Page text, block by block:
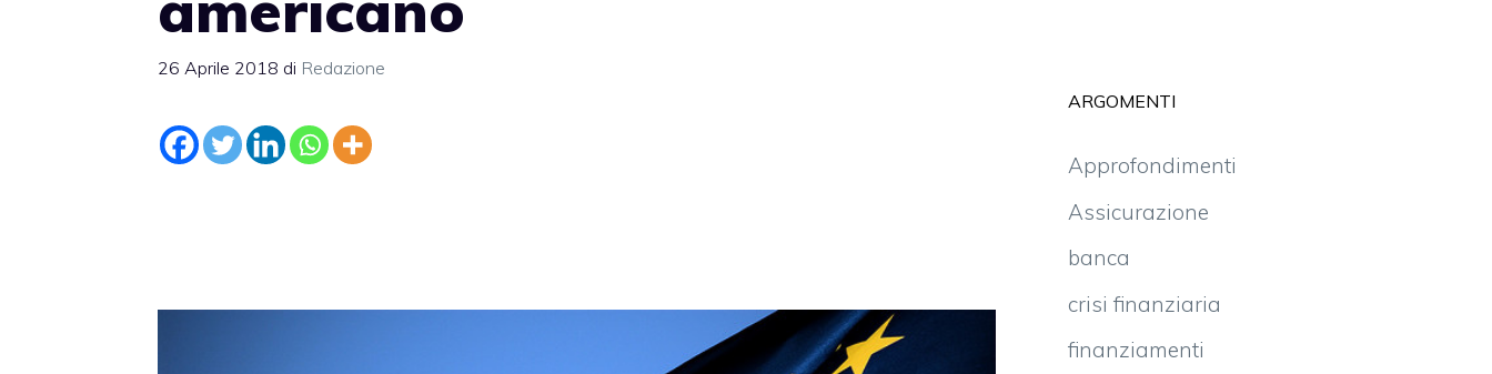
26 Aprile 2018 di Redazione
ARGOMENTI
Approfondimenti
Assicurazione
banca
crisi finanziaria
finanziamenti